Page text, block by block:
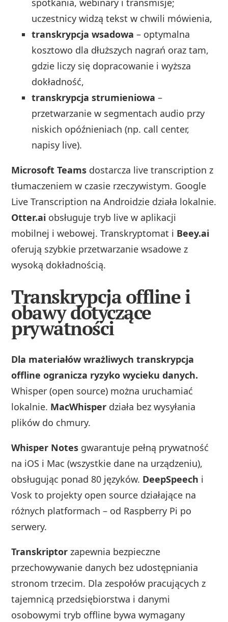
uczestnicy widzą tekst w chwili mówienia,
transkrypcja wsadowa – optymalna
kosztowo dla dłuższych nagrań oraz tam,
gdzie liczy się dopracowanie i wyższa
dokładność,
transkrypcja strumieniowa –
przetwarzanie w segmentach audio przy
niskich opóźnieniach (np. call center,
napisy live).
Microsoft Teams dostarcza live transcription z
tłumaczeniem w czasie rzeczywistym. Google
Live Transcription na Androidzie działa lokalnie.
Otter.ai obsługuje tryb live w aplikacji
mobilnej i webowej. Transkryptomat i Beey.ai
oferują szybkie przetwarzanie wsadowe z
wysoką dokładnością.
Transkrypcja offline i
obawy dotyczące
prywatności
Dla materiałów wrażliwych transkrypcja
offline ogranicza ryzyko wycieku danych.
Whisper (open source) można uruchamiać
lokalnie. MacWhisper działa bez wysyłania
plików do chmury.
Whisper Notes gwarantuje pełną prywatność
na iOS i Mac (wszystkie dane na urządzeniu),
obsługując ponad 80 języków. DeepSpeech i
Vosk to projekty open source działające na
różnych platformach – od Raspberry Pi po
serwery.
Transkriptor zapewnia bezpieczne
przechowywanie danych bez udostępniania
stronom trzecim. Dla zespołów pracujących z
tajemnicą przedsiębiorstwa i danymi
osobowymi tryb offline bywa wymagany